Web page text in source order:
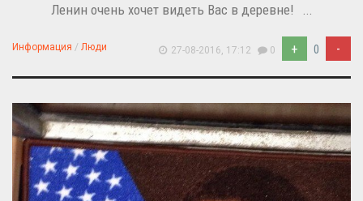
Ленин очень хочет видеть Вас в деревне! ...
Информация / Люди 27-08-2016, 17:12 0 + 0 -